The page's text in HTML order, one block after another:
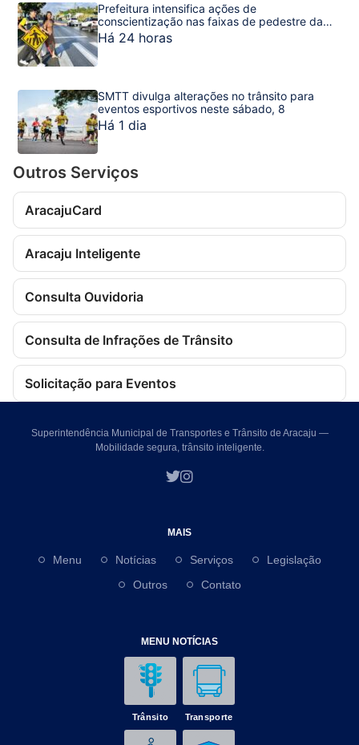
Prefeitura intensifica ações de
conscientização nas faixas de pedestre da
capital sergipana
Há 24 horas
SMTT divulga alterações no trânsito para
eventos esportivos neste sábado, 8
Há 1 dia
Outros Serviços
AracajuCard
Aracaju Inteligente
Consulta Ouvidoria
Consulta de Infrações de Trânsito
Solicitação para Eventos
Superintendência Municipal de Transportes e Trânsito de Aracaju —
Mobilidade segura, trânsito inteligente.
MAIS
Menu Notícias Serviços
Legislação
Outros
Contato
MENU NOTÍCIAS
Trânsito Transporte